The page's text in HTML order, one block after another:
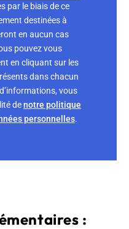
par le biais de ce
destinées à
en aucun cas
pouvez vous
en cliquant sur les
dans chacun
vous
denotre politique
personnelles.
: